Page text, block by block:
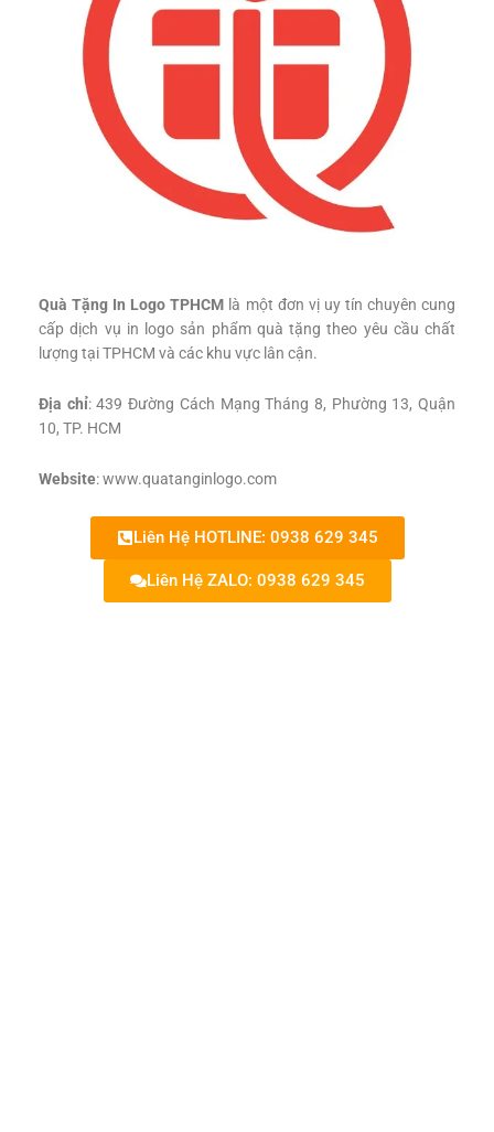
Quà Tặng In Logo TPHCM là một đơn vị uy tín chuyên cung
cấp dịch vụ in logo sản phẩm quà tặng theo yêu cầu chất
lượng tại TPHCM và các khu vực lân cận.
Địa chỉ: 439 Đường Cách Mạng Tháng 8, Phường 13, Quận
10, TP. HCM
Website: www.quatanginlogo.com
Liên Hệ HOTLINE: 0938 629 345
Liên Hệ ZALO: 0938 629 345